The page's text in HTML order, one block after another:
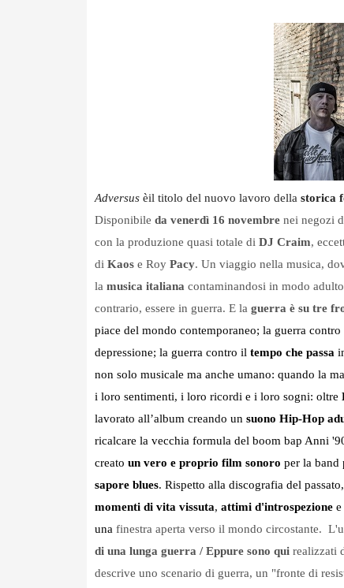
Adversusèil titolo del nuovo lavoro della storica
Disponibile da venerdì 16 novembrenei negozi
con la produzione quasi totale di DJ Craim,
di Kaose Roy Pacy. Un viaggio nella musica,
la musica italianacontaminandosi in modo adulto
contrario, essere in guerra. E la guerra è su tre
piace del mondo contemporaneo; la guerra contro
depressione; la guerra contro il tempo che passa
non solo musicale ma anche umano: quando la
i loro sentimenti, i loro ricordi e i loro sogni: oltre
lavorato all’album creando un suono Hip-Hop
ricalcare la vecchia formula del boom bap Anni
creato un vero e proprio film sonoro per la band
sapore blues. Rispetto alla discografia del passato,
momenti di vita vissuta, attimi d'introspezionee
una finestra aperta verso il mondo circostante.
di una lunga guerra / Eppure sono qui realizzati
descrive uno scenario di guerra, un "fronte di